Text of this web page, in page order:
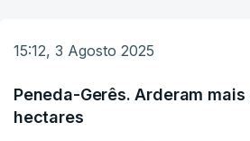
15:12, 3 Agosto 2025
Peneda-Gerês. Arderam
hectares